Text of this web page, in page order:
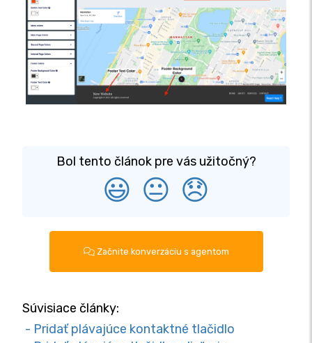
Bol tento článok pre vás užitočný?
😃 😐 😞
Začnite konverzáciu s agentom
Súvisiace články:
- Pridať plávajúce kontaktné tlačidlo